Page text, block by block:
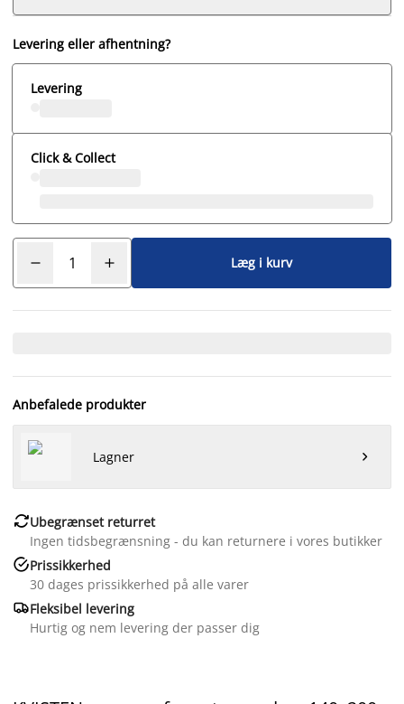
Levering eller afhentning?
Levering
Click & Collect
Læg i kurv
Anbefalede produkter
Lagner 
Ubegrænset returret
Ingen tidsbegrænsning - du kan returnere i vores butikker
Prissikkerhed
30 dages prissikkerhed på alle varer
Fleksibel levering
Hurtig og nem levering der passer dig